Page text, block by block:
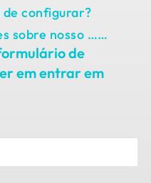
de configurar?
sobre nosso ……
de
em entrar em